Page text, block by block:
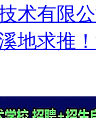
术有限
地求推